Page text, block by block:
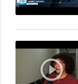
play_circle_outline